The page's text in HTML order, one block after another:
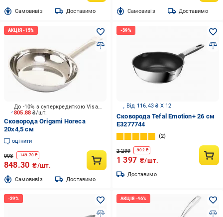
Cамовивіз Доставимо Cамовивіз Доставимо
805.88₴/шт.
До -10% з суперкредиткою Visa Вигода
Сковорода Origami Horeca
20х4,5 см
оцінити
998 -149.70 ₴
848.30 ₴/шт.
Cамовивіз Доставимо
Від 116.43 ₴ X 12
Сковорода Tefal Emotion+ 26 см
E3277744
2
2 299 -902₴
1 397 ₴/шт.
Доставимо